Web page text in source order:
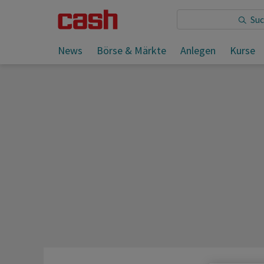
News Börse & Märkte Anlegen Kurse
Sie lesen: